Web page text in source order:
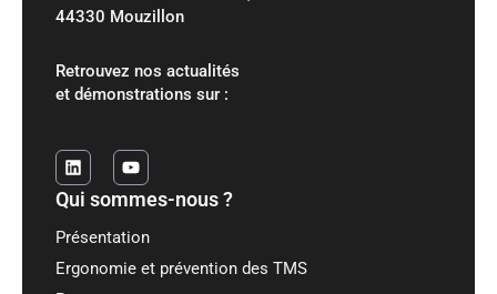
44330 Mouzillon
Retrouvez nos actualités
et démonstrations sur :
Qui sommes-nous ?
Présentation
Ergonomie et prévention des TMS